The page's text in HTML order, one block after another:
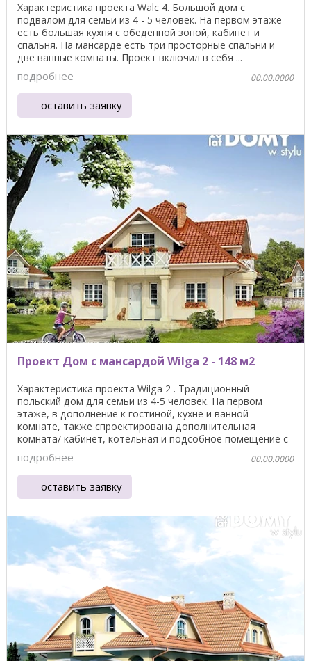
Характеристика проекта Walc 4. Большой дом с
подвалом для семьи из 4 - 5 человек. На первом этаже
есть большая кухня с обеденной зоной, кабинет и
спальня. На мансарде есть три просторные спальни и
две ванные комнаты. Проект включил в себя ...
подробнее 00.00.0000
оставить заявку
Проект Дом с мансардой Wilga 2 - 148 м2
Характеристика проекта Wilga 2 . Традиционный
польский дом для семьи из 4-5 человек. На первом
этаже, в дополнение к гостиной, кухне и ванной
комнате, также спроектирована дополнительная
комната/ кабинет, котельная и подсобное помещение с
входом из ...
подробнее 00.00.0000
оставить заявку